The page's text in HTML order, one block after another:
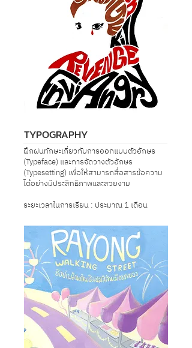
TYPOGRAPHY
ฝึกฝนทักษะเกี่ยวกับการออกแบบตัวอักษร
(Typeface) และการจัดวางตัวอักษร
(Typesetting) เพื่อให้สามารถสื่อสารข้อความ
ได้อย่างมีประสิทธิภาพและสวยงาม
ระยะเวลาในการเรียน : ประมาณ 1 เดือน